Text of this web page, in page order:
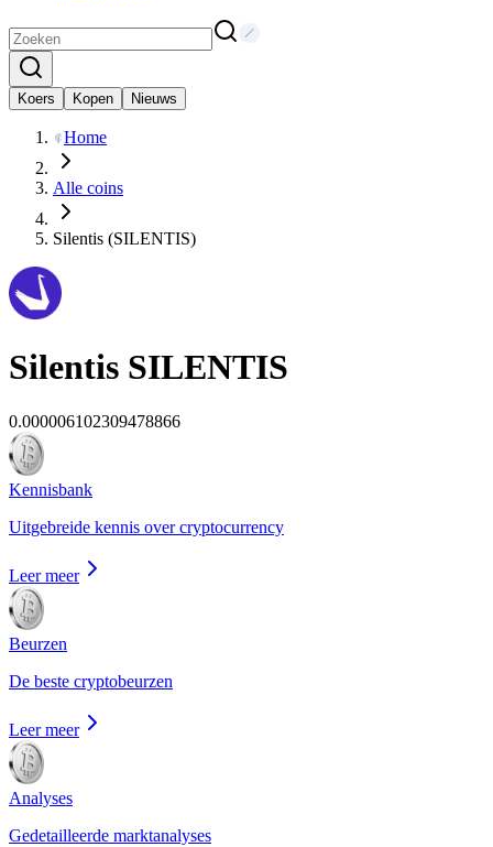
Koers Kopen Nieuws
Home
Alle coins
Silentis (SILENTIS)
Silentis SILENTIS
0.000006102309478866
Kennisbank
Uitgebreide kennis over cryptocurrency
Leer meer
Beurzen
De beste cryptobeurzen
Leer meer
Analyses
Gedetailleerde marktanalyses